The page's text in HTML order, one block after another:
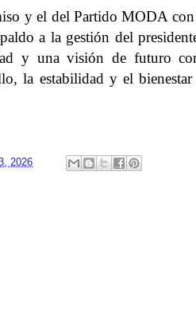
y el del Partido MODA con
a la gestión del
y una visión de futuro
la estabilidad y el
2026